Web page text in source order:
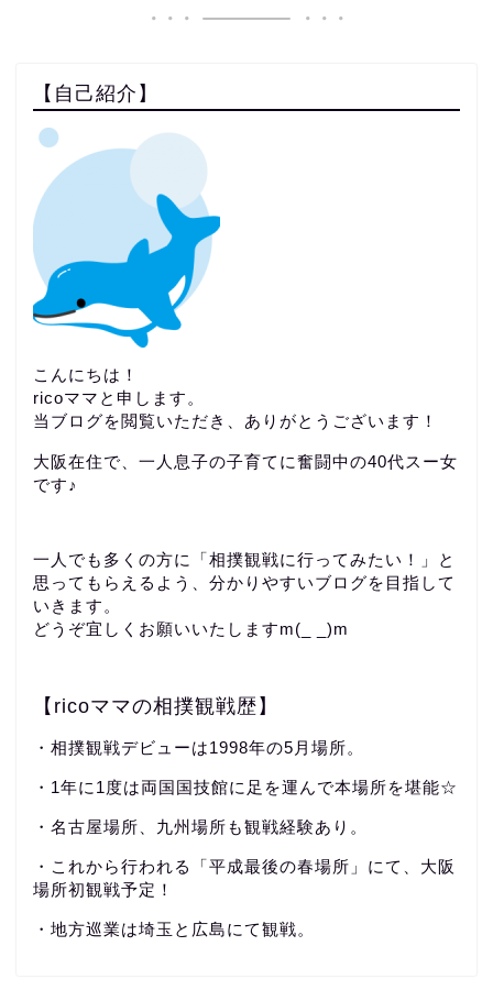
【自己紹介】
こんにちは！
ricoママと申します。
当ブログを閲覧いただき、ありがとうございます！
大阪在住で、一人息子の子育てに奮闘中の40代スー女
です♪
一人でも多くの方に「相撲観戦に行ってみたい！」と
思ってもらえるよう、分かりやすいブログを目指して
いきます。
どうぞ宜しくお願いいたしますm(_ _)m
【ricoママの相撲観戦歴】
・相撲観戦デビューは1998年の5月場所。
・1年に1度は両国国技館に足を運んで本場所を堪能☆
・名古屋場所、九州場所も観戦経験あり。
・これから行われる「平成最後の春場所」にて、大阪
場所初観戦予定！
・地方巡業は埼玉と広島にて観戦。